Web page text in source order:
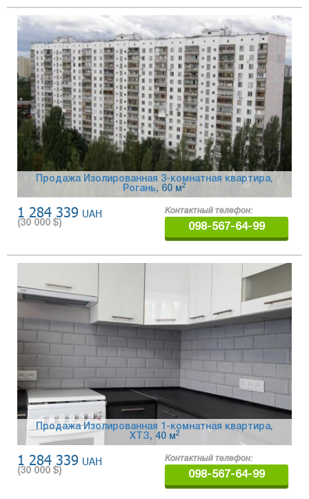
Продажа Изолированная 3-комнатная квартира,
Рогань, 60 м2
1 284 339 UAH
(30 000 $)
Контактный телефон:
098-567-64-99
Продажа Изолированная 1-комнатная квартира,
ХТЗ, 40 м2
1 284 339 UAH
(30 000 $)
Контактный телефон:
098-567-64-99